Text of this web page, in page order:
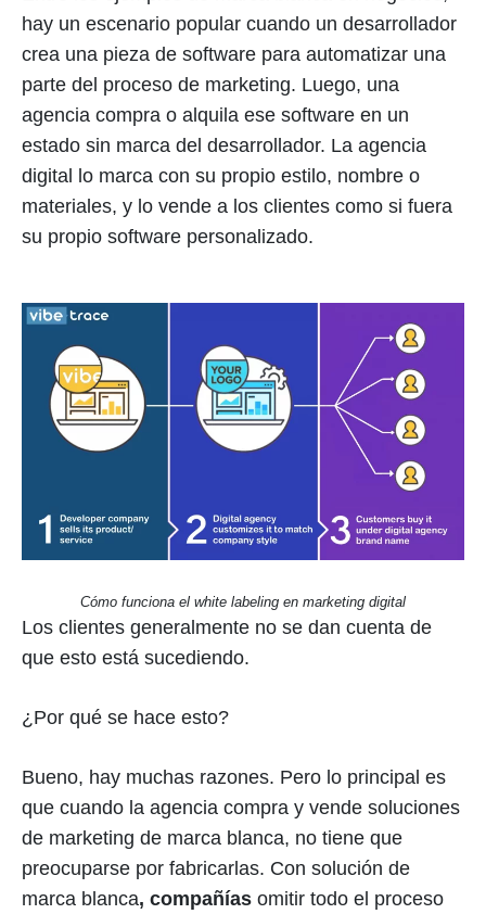
hay un escenario popular cuando un desarrollador
crea una pieza de software para automatizar una
parte del proceso de marketing. Luego, una
agencia compra o alquila ese software en un
estado sin marca del desarrollador. La agencia
digital lo marca con su propio estilo, nombre o
materiales, y lo vende a los clientes como si fuera
su propio software personalizado.
Cómo funciona el white labeling en marketing digital
Los clientes generalmente no se dan cuenta de
que esto está sucediendo.
¿Por qué se hace esto?
Bueno, hay muchas razones. Pero lo principal es
que cuando la agencia compra y vende soluciones
de marketing de marca blanca, no tiene que
preocuparse por fabricarlas. Con solución de
marca blanca, compañías omitir todo el proceso